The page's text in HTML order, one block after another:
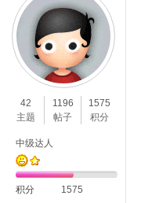
42
主题
1196
帖子
1575
积分
中级达人
积分 1575